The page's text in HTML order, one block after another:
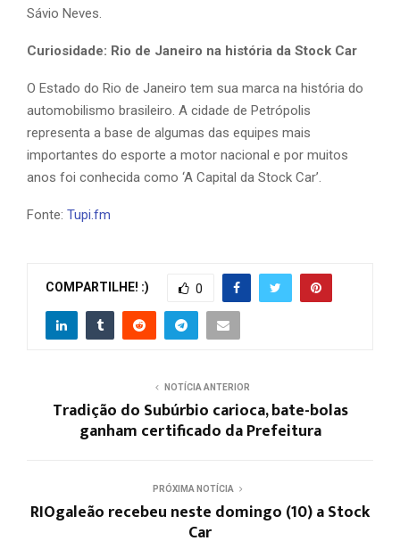
Sávio Neves.
Curiosidade: Rio de Janeiro na história da Stock Car
O Estado do Rio de Janeiro tem sua marca na história do
automobilismo brasileiro. A cidade de Petrópolis
representa a base de algumas das equipes mais
importantes do esporte a motor nacional e por muitos
anos foi conhecida como ‘A Capital da Stock Car’.
Fonte: Tupi.fm
COMPARTILHE! :) 0
NOTÍCIA ANTERIOR
Tradição do Subúrbio carioca, bate-bolas
ganham certificado da Prefeitura
PRÓXIMA NOTÍCIA
RIOgaleão recebeu neste domingo (10) a Stock
Car